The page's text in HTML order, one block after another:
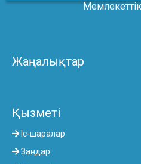
Жаңалықтар
Қызметі
Іс-шаралар
Заңдар